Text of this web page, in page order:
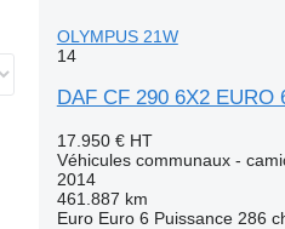
OLYMPUS 21W
14
DAF CF 290 6X2 EURO
17.950 € HT
Véhicules communaux -
2014
461.887 km
Euro Euro 6 Puissance 286